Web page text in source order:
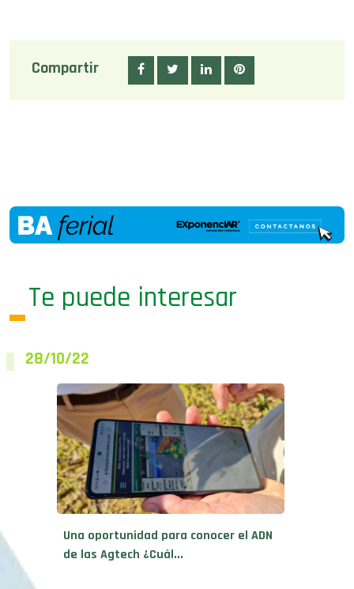
Compartir
Te puede interesar
28/10/22
Una oportunidad para conocer el ADN
de las Agtech ¿Cuál...